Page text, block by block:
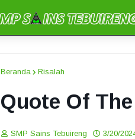
Beranda Risalah
Quote Of
SMP Sains Tebuireng 3/20/